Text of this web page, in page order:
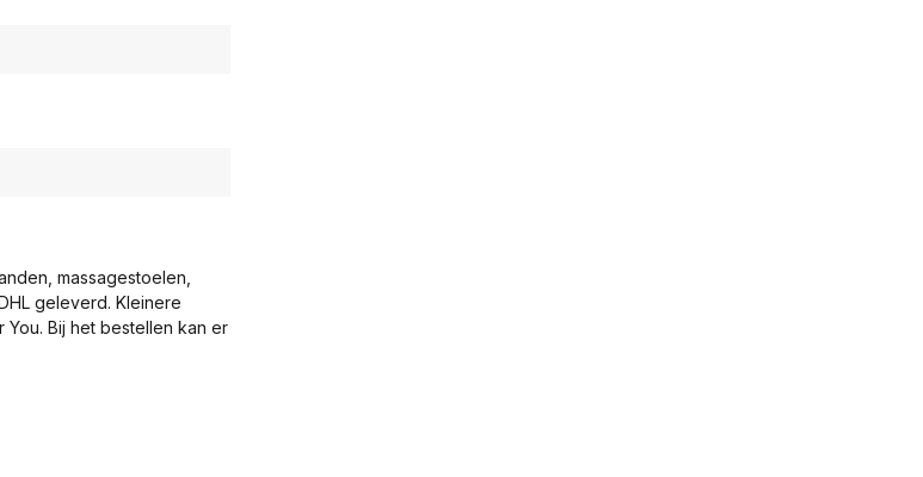
massagestoelen,
geleverd. Kleinere
Bij het bestellen kan er